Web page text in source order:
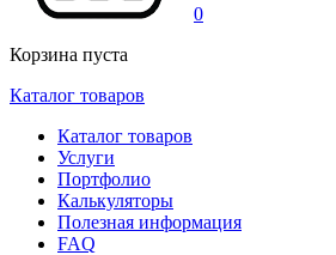
0
Корзина пуста
Каталог товаров
Каталог товаров
Услуги
Портфолио
Калькуляторы
Полезная информация
FAQ